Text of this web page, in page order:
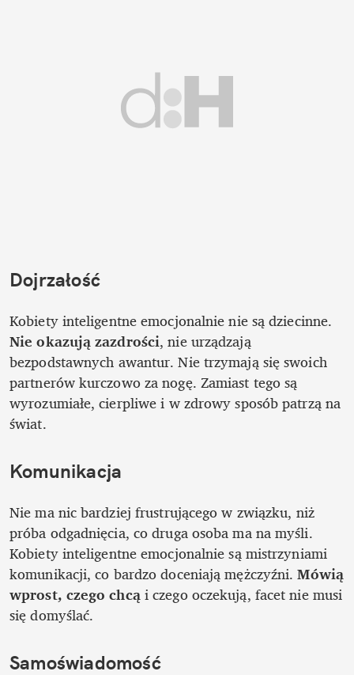
Dojrzałość
Nie okazują zazdrości, nie urządzają
bezpodstawnych awantur. Nie trzymają się swoich
partnerów kurczowo za nogę. Zamiast tego są
wyrozumiałe, cierpliwe i w zdrowy sposób patrzą na
świat.
Komunikacja
Nie ma nic bardziej frustrującego w związku, niż
próba odgadnięcia, co druga osoba ma na myśli.
Kobiety inteligentne emocjonalnie są mistrzyniami
komunikacji, co bardzo doceniają mężczyźni. Mówią
wprost, czego chcą i czego oczekują, facet nie musi
się domyślać.
Samoświadomość